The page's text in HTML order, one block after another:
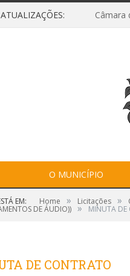
O MUNICÍPIO
EM: Home » Licitações »
DE ÁUDIO)) » MINUTA DE
DE CONTRATO